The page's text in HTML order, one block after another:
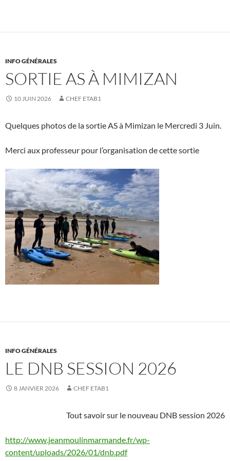
INFO GÉNÉRALES
SORTIE AS À MIMIZAN
10 JUIN 2026 CHEF ETAB1
Quelques photos de la sortie AS à Mimizan le Mercredi 3 Juin.
Merci aux professeur pour l’organisation de cette sortie
INFO GÉNÉRALES
LE DNB SESSION 2026
8 JANVIER 2026 CHEF ETAB1
Tout savoir sur le nouveau DNB session 2026
http://www.jeanmoulinmarmande.fr/wp-
content/uploads/2026/01/dnb.pdf